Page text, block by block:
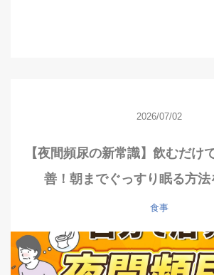
2026/07/02
【夜間頻尿の新常識】飲むだけ
善！朝までぐっすり眠る方
食事